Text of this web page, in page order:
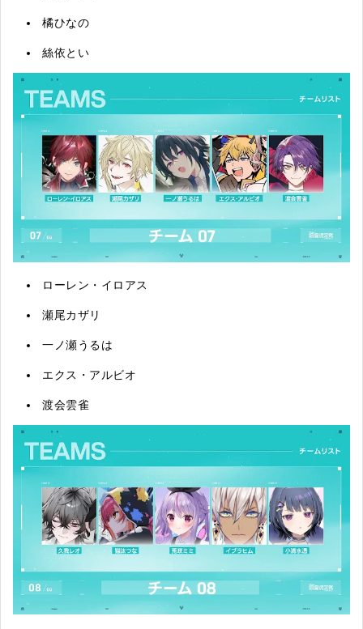
橘ひなの
絲依とい
ローレン・イロアス
瀬尾カザリ
一ノ瀬うるは
エクス・アルビオ
渡会雲雀